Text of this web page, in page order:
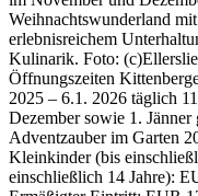
Weihnachtswunderland
erlebnisreichem
Kulinarik. Foto:
Öffnungszeiten
2025 – 6.1. 2026 täglich
Dezember sowie 1.
Adventzauber im Garten
Kleinkinder (bis
einschließlich 14 Jahre):